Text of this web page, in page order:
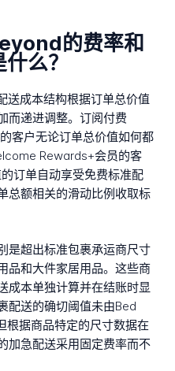
的费率和
么？
送成本结构根据订单总价值
而递进调整。订阅付费
客户无论订单总价值如何都
Rewards+会员的客
订单自动享受免费标准配
总额相关的滑动比例收取标
是超出标准包裹承运商尺寸
品和大件家居用品。这些商
成本单独计算并在结账时显
配送的确切阈值未由Bed
根据商品特定的尺寸数据在
加急配送采用固定费率而不